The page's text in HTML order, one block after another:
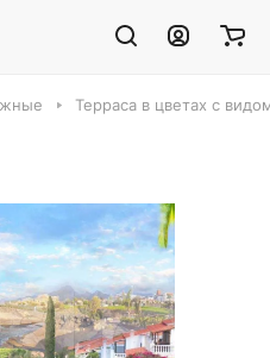
Терраса в цветах с